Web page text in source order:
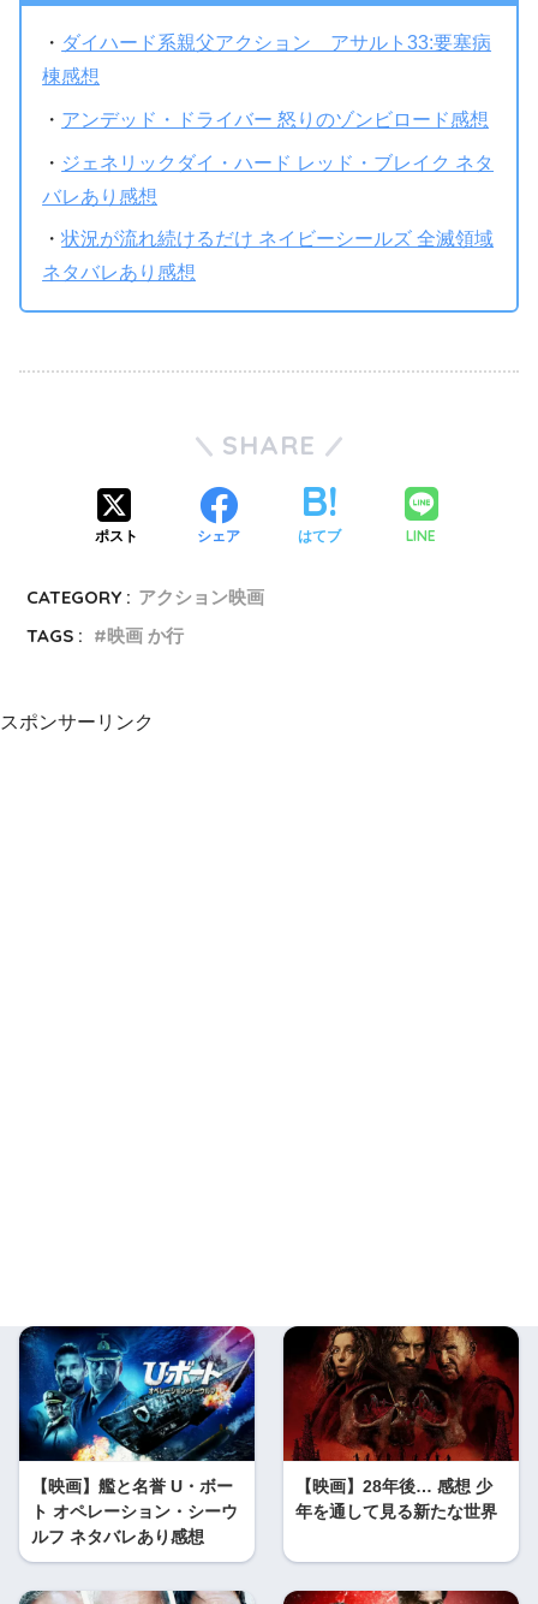
・ ダイハード系親父アクション アサルト33:要塞病
棟感想
・ アンデッド・ドライバー 怒りのゾンビロード感想
・ ジェネリックダイ・ハード レッド・ブレイク ネタ
バレあり感想
・状況が流れ続けるだけ ネイビーシールズ 全滅領域
ネタバレあり感想
SHARE
ポスト シェア はてブ LINE
CATEGORY : アクション映画
TAGS :
映画 か行
スポンサーリンク
【映画】艦と名誉 U・ボー
ト オペレーション・シーウ
ルフ ネタバレあり感想
【映画】28年後… 感想 少
年を通して見る新たな世界